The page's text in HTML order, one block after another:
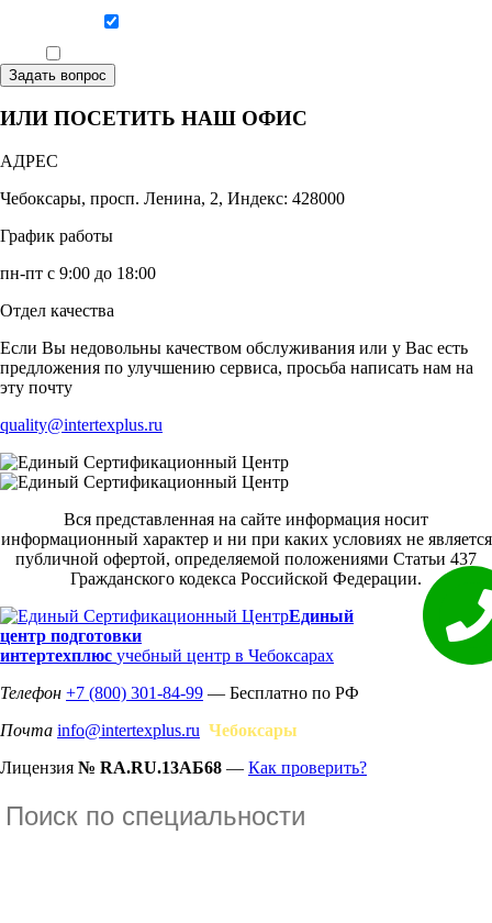
Задать вопрос
ИЛИ ПОСЕТИТЬ НАШ ОФИС
АДРЕС
Чебоксары, просп. Ленина, 2, Индекс: 428000
График работы
пн-пт с 9:00 до 18:00
Отдел качества
Если Вы недовольны качеством обслуживания или у Вас есть
предложения по улучшению сервиса, просьба написать нам на
эту почту
quality@intertexplus.ru
Вся представленная на сайте информация носит
информационный характер и ни при каких условиях не является
публичной офертой, определяемой положениями Статьи 437
Гражданского кодекса Российской Федерации.
Единый
центр подготовки
интертехплюс учебный центр в Чебоксарах
Телефон +7 (800) 301-84-99 — Бесплатно по РФ
Почта info@intertexplus.ru Чебоксары
Лицензия № RA.RU.13АБ68 — Как проверить?